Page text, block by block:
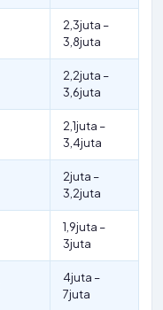
2,3juta –
3,8juta
2,2juta –
3,6juta
2,1juta –
3,4juta
2juta –
3,2juta
1,9juta –
3juta
4juta –
7juta